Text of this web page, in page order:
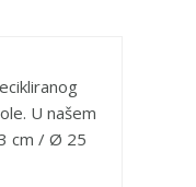
U našem
cm / Ø 25